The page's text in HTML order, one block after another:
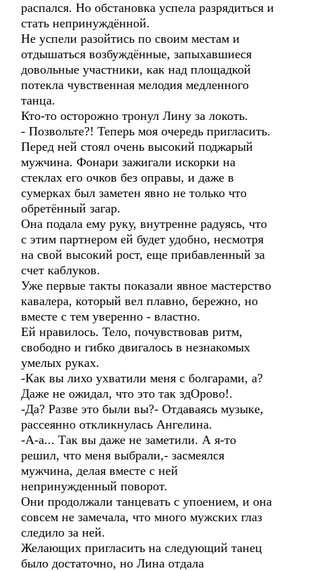
распался. Но обстановка успела разрядиться и
стать непринуждённой.
Не успели разойтись по своим местам и
отдышаться возбуждённые, запыхавшиеся
довольные участники, как над площадкой
потекла чувственная мелодия медленного
танца.
Кто-то осторожно тронул Лину за локоть.
- Позвольте?! Теперь моя очередь пригласить.
Перед ней стоял очень высокий поджарый
мужчина. Фонари зажигали искорки на
стеклах его очков без оправы, и даже в
сумерках был заметен явно не только что
обретённый загар.
Она подала ему руку, внутренне радуясь, что
с этим партнером ей будет удобно, несмотря
на свой высокий рост, еще прибавленный за
счет каблуков.
Уже первые такты показали явное мастерство
кавалера, который вел плавно, бережно, но
вместе с тем уверенно - властно.
Ей нравилось. Тело, почувствовав ритм,
свободно и гибко двигалось в незнакомых
умелых руках.
-Как вы лихо ухватили меня с болгарами, а?
Даже не ожидал, что это так здОрово!.
-Да? Разве это были вы?- Отдаваясь музыке,
рассеянно откликнулась Ангелина.
-А-а... Так вы даже не заметили. А я-то
решил, что меня выбрали,- засмеялся
мужчина, делая вместе с ней
непринужденный поворот.
Они продолжали танцевать с упоением, и она
совсем не замечала, что много мужских глаз
следило за ней.
Желающих пригласить на следующий танец
было достаточно, но Лина отдала